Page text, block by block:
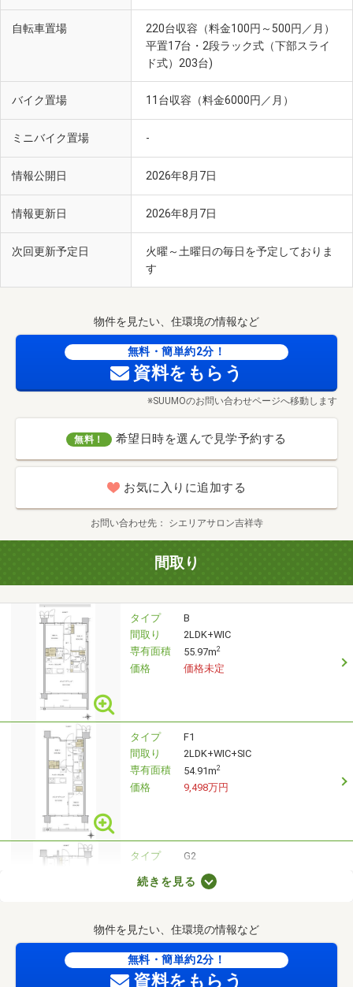
自転車置場
220台収容（料金100円～500円／月）
平置17台・2段ラック式（下部スライ
ド式）203台)
バイク置場 11台収容（料金6000円／月）
ミニバイク置場 -
情報公開日 2026年8月7日
情報更新日 2026年8月7日
次回更新予定日
火曜～土曜日の毎日を予定しておりま
す
物件を見たい、住環境の情報など
無料・簡単約2分！
資料をもらう
※SUUMOのお問い合わせページへ移動します
無料！ 希望日時を選んで見学予約する
お気に入りに追加する
お問い合わせ先 シエリアサロン吉祥寺
間取り
タイプ
B
間取り
2LDK+WIC
専有面積
55.97m2
価格 価格未定
タイプ
F1
間取り
2LDK+WIC+SIC
専有面積
54.91m2
価格 9,498万円
タイプ
G2
2LDK+2WIC+N
専有面積
61.26m
タイプ
続きを見る
物件を見たい、住環境の情報など
無料・簡単約2分！
資料をもらう